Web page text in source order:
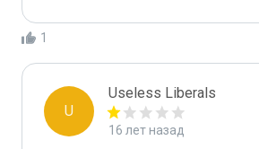
1
U
Useless Liberals
16 лет назад